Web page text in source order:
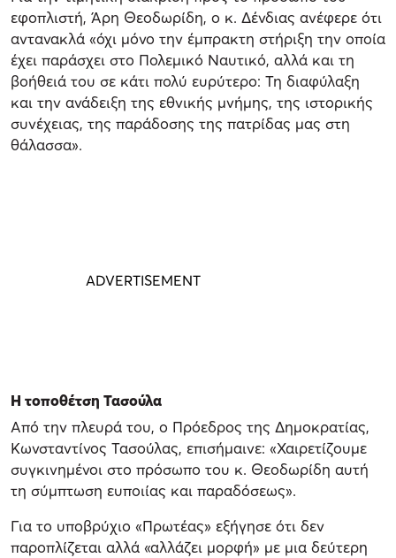
εφοπλιστή, Άρη Θεοδωρίδη, ο κ. Δένδιας ανέφερε ότι
αντανακλά «όχι μόνο την έμπρακτη στήριξη την οποία
έχει παράσχει στο Πολεμικό Ναυτικό, αλλά και τη
βοήθειά του σε κάτι πολύ ευρύτερο: Τη διαφύλαξη
και την ανάδειξη της εθνικής μνήμης, της ιστορικής
συνέχειας, της παράδοσης της πατρίδας μας στη
θάλασσα».
Η τοποθέτση Τασούλα
Από την πλευρά του, ο Πρόεδρος της Δημοκρατίας,
Κωνσταντίνος Τασούλας, επισήμαινε: «Χαιρετίζουμε
συγκινημένοι στο πρόσωπο του κ. Θεοδωρίδη αυτή
τη σύμπτωση ευποιίας και παραδόσεως».
Για το υποβρύχιο «Πρωτέας» εξήγησε ότι δεν
παροπλίζεται αλλά «αλλάζει μορφή» με μια δεύτερη